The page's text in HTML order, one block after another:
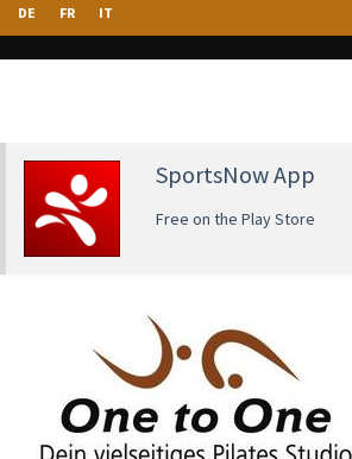
DE FR IT
SportsNow App
Free on the Play Store